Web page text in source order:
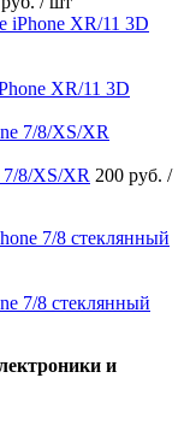
XR/11 3D
7/8/XS/XR 200 руб. /
7/8 стеклянный
и